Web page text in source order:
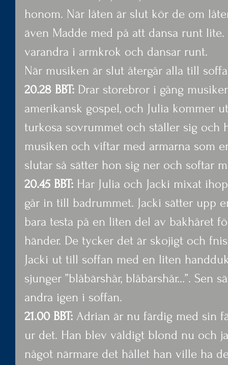
honom. När låten är slut kör de om
även Madde med på att dansa runt
varandra i armkrok och dansar runt.
När musiken är slut återgår alla till
20.28 BBT: Drar storebror i gång
amerikansk gospel, och Julia kommer
turkosa sovrummet och ställer sig
musiken och viftar med armarna som
slutar så sätter hon sig ner och softar
20.45 BBT: Har Julia och Jacki mixat
går in till badrummet. Jacki sätter upp
bara testa på en liten del av bakhåret
händer. De tycker det är skojigt och
Jacki ut till soffan med en liten
sjunger ”blåbärshår, blåbärshår…”. Sen
andra igen i soffan.
21.00 BBT: Adrian är nu färdig med sin
ur det. Han blev väldigt blond nu och
något närmare det hållet han ville ha